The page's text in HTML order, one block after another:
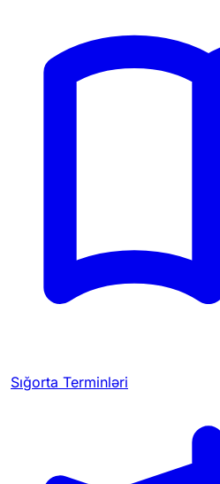
Sığorta Terminləri